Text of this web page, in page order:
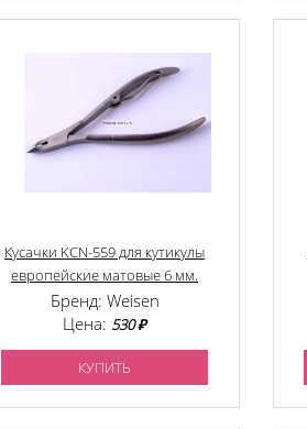
Кусачки KCN-559 для кутикулы
европейские матовые 6 мм.
Бренд: Weisen
Цена: 530 ₽
КУПИТЬ